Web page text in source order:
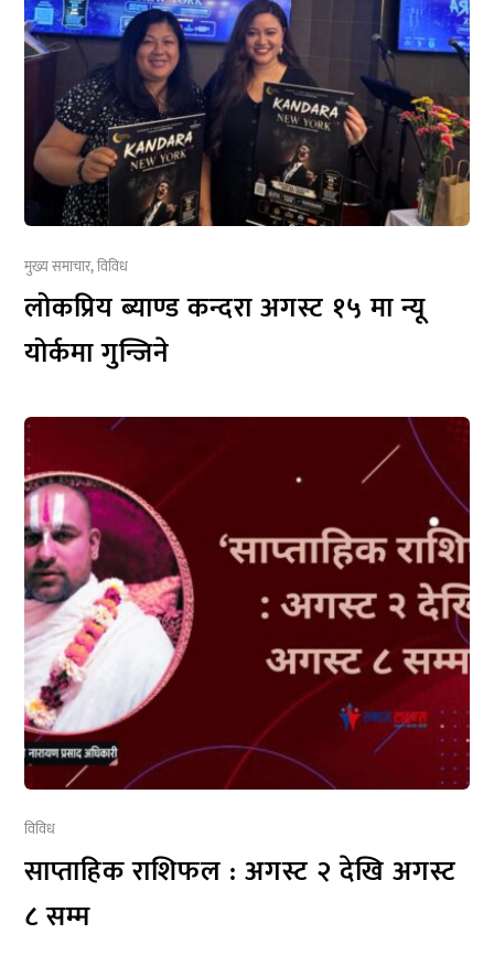
मुख्य समाचार,विविध
लोकप्रिय ब्याण्ड कन्दरा अगस्ट १५ मा न्यू
योर्कमा गुन्जिने
विविध
साप्ताहिक राशिफल : अगस्ट २ देखि अगस्ट
८ सम्म